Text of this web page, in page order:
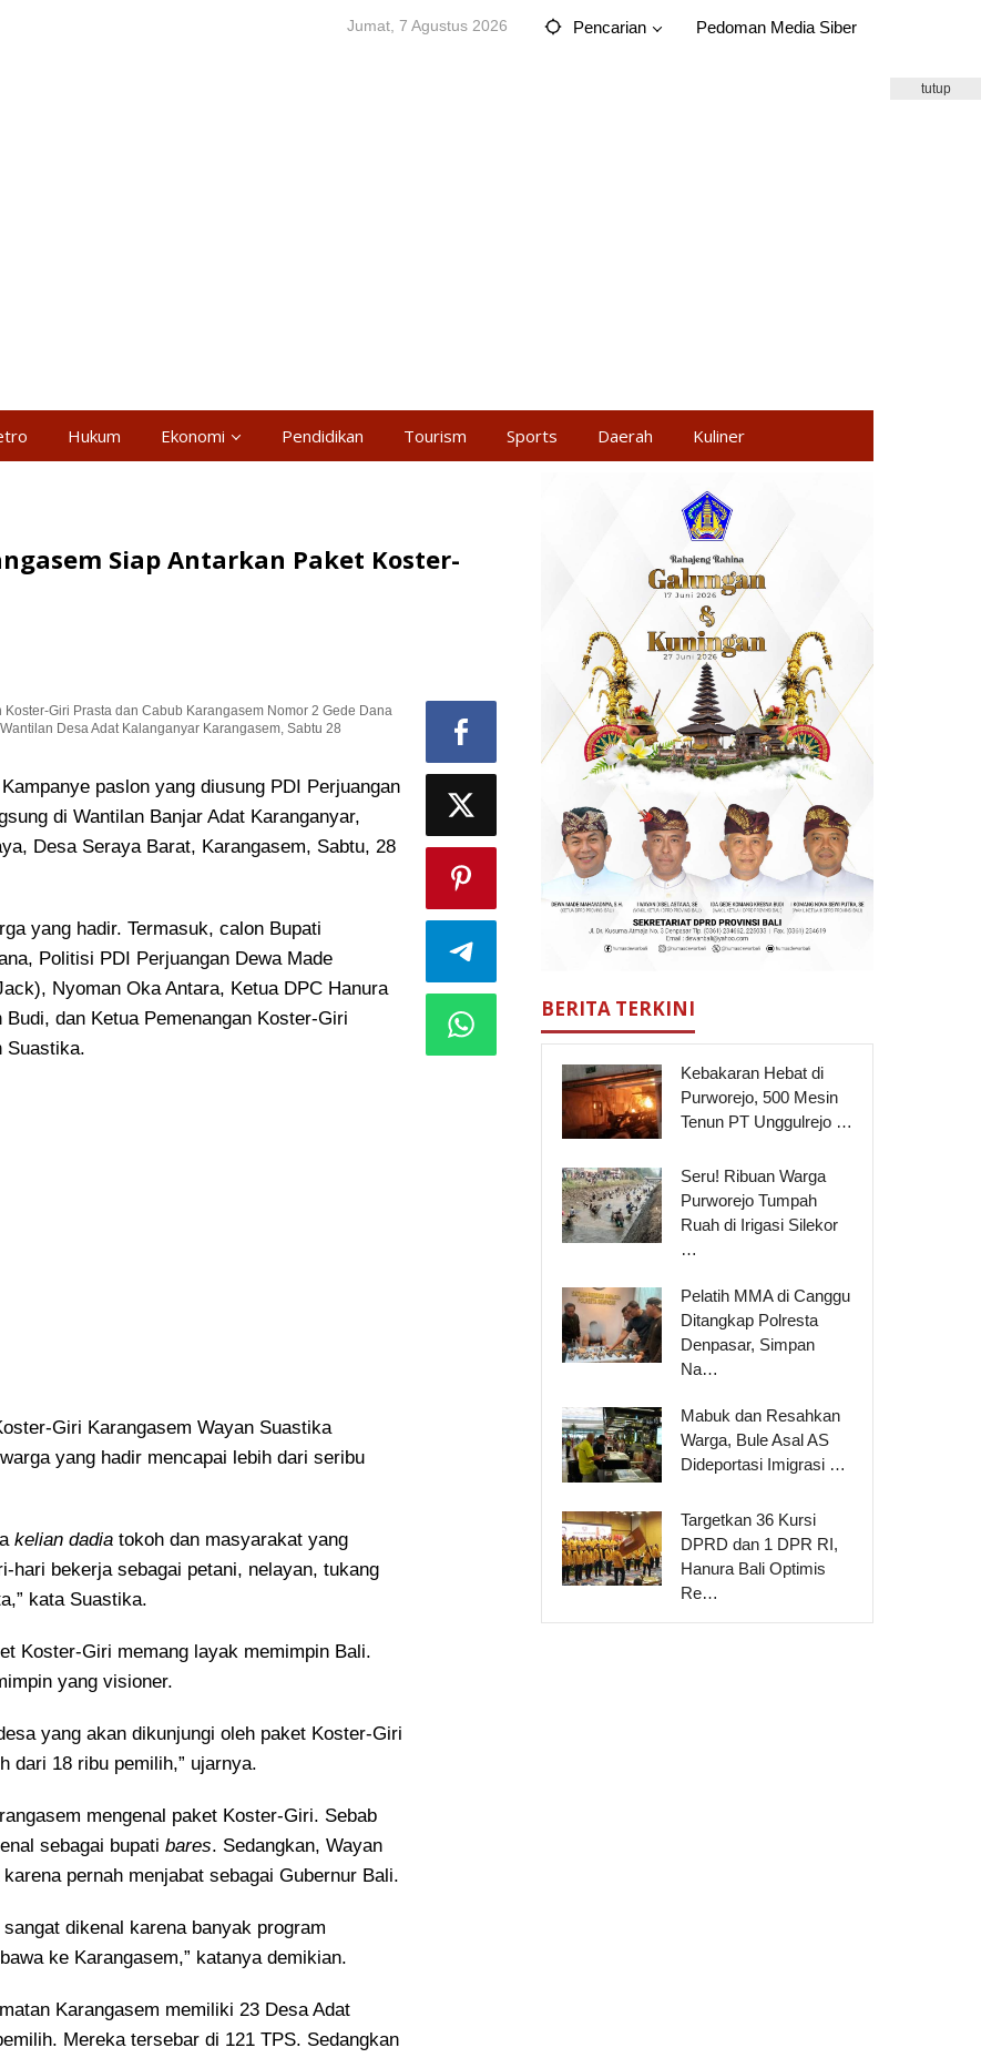
Jumat, 7 Agustus 2026 Pencarian Pedoman Media Siber
Hukum Ekonomi Pendidikan Tourism Sports Daerah Kuliner
tutup
Siap Antarkan Paket Koster-
Giri Prasta dan Cabub Karangasem Nomor 2 Gede Dana
Desa Adat Kalanganyar Karangasem, Sabtu 28
paslon yang diusung PDI Perjuangan
di Wantilan Banjar Adat Karanganyar,
Desa Seraya Barat, Karangasem, Sabtu, 28
yang hadir. Termasuk, calon Bupati
Politisi PDI Perjuangan Dewa Made
Nyoman Oka Antara, Ketua DPC Hanura
Budi, dan Ketua Pemenangan Koster-Giri
Suastika.
Giri Karangasem Wayan Suastika
yang hadir mencapai lebih dari seribu
kelian dadia tokoh dan masyarakat yang
hari bekerja sebagai petani, nelayan, tukang
kata Suastika.
Koster-Giri memang layak memimpin Bali.
yang visioner.
yang akan dikunjungi oleh paket Koster-Giri
dari 18 ribu pemilih,” ujarnya.
mengenal paket Koster-Giri. Sebab
sebagai bupatibares. Sedangkan, Wayan
pernah menjabat sebagai Gubernur Bali.
dikenal karena banyak program
ke Karangasem,” katanya demikian.
Karangasem memiliki 23 Desa Adat
Mereka tersebar di 121 TPS. Sedangkan
BERITA TERKINI
Kebakaran Hebat di
Purworejo, 500 Mesin
Tenun PT Unggulrejo …
Seru! Ribuan Warga
Purworejo Tumpah
Ruah di Irigasi Silekor
…
Pelatih MMA di Canggu
Ditangkap Polresta
Denpasar, Simpan
Na…
Mabuk dan Resahkan
Warga, Bule Asal AS
Dideportasi Imigrasi …
Targetkan 36 Kursi
DPRD dan 1 DPR RI,
Hanura Bali Optimis
Re…